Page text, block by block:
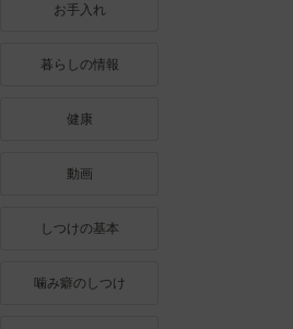
お手入れ
暮らしの情報
健康
動画
しつけの基本
噛み癖のしつけ